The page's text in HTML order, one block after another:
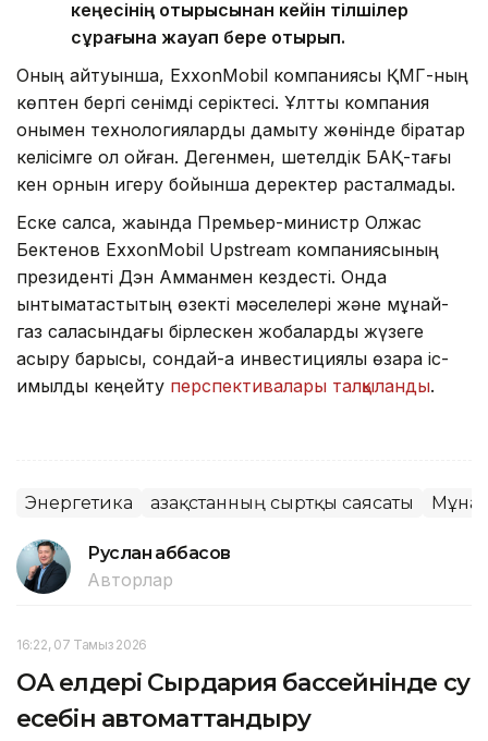
кеңесінің отырысынан кейін тілшілер
сұрағына жауап бере отырып.
Оның айтуынша, ExxonMobil компаниясы ҚМГ-ның
көптен бергі сенімді серіктесі. Ұлттық компания
онымен технологияларды дамыту жөнінде бірқатар
келісімге қол қойған. Дегенмен, шетелдік БАҚ-тағы
кен орнын игеру бойынша деректер расталмады.
Еске салсақ, жақында Премьер-министр Олжас
Бектенов ExxonMobil Upstream компаниясының
президенті Дэн Амманмен кездесті. Онда
ынтымақтастықтың өзекті мәселелері және мұнай-
газ саласындағы бірлескен жобаларды жүзеге
асыру барысы, сондай-ақ инвестициялық өзара іс-
қимылды кеңейту перспективалары талқыланды.
Энергетика Қазақстанның сыртқы саясаты
Руслан Ғаббасов
Авторлар
16:22, 07 Тамыз 2026
ОА елдері Сырдария бассейнінде су
есебін автоматтандыру